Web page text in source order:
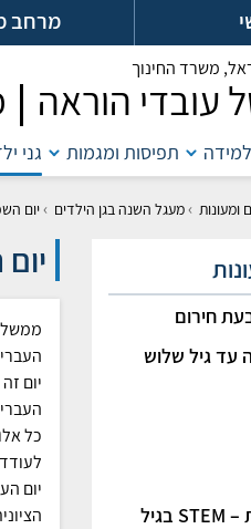
מרחב
משרד החינוך
עובדי הוראה
תפיסות ומגמות גני
ומעונות ›מעגל השנה בגן הילדים ›יום
יום
כל
יום
חירום
עד גיל שלוש
ישראל ריאלית – STEM בגיל